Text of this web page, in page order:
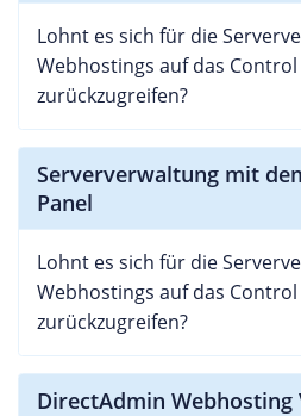
Lohnt es sich für die
Webhostings auf das Control
zurückzugreifen?
Serververwaltung mit
Panel
Lohnt es sich für die
Webhostings auf das Control
zurückzugreifen?
DirectAdmin Webhosting